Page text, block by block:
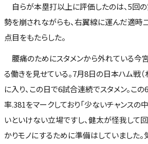
自らが本塁打以上に評価したのは、5回
勢を崩されながらも、右翼線に運んだ適時
点目をもたらした。
腰痛のためにスタメンから外れている今
る働きを見せている。7月8日の日本ハム戦（
に入り、この日で6試合連続でスタメン。こ
率.381をマークしており「少ないチャンス
いといけない立場ですし、健太が怪我して回
かりモノにするために準備はしていました。